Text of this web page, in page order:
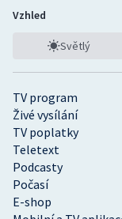
Judo
Krasobruslení
Lyže a snowboard
Moderní pětiboj
Motorsport
TV program
Živé vysílání
TV poplatky
Teletext
Podcasty
Počasí
E-shop
Vzhled
Světlý